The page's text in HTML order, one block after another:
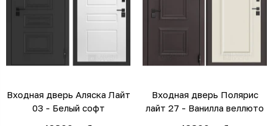
Входная дверь Аляска Лайт
03 - Белый софт
Входная дверь Полярис
лайт 27 - Ванилла веллюто